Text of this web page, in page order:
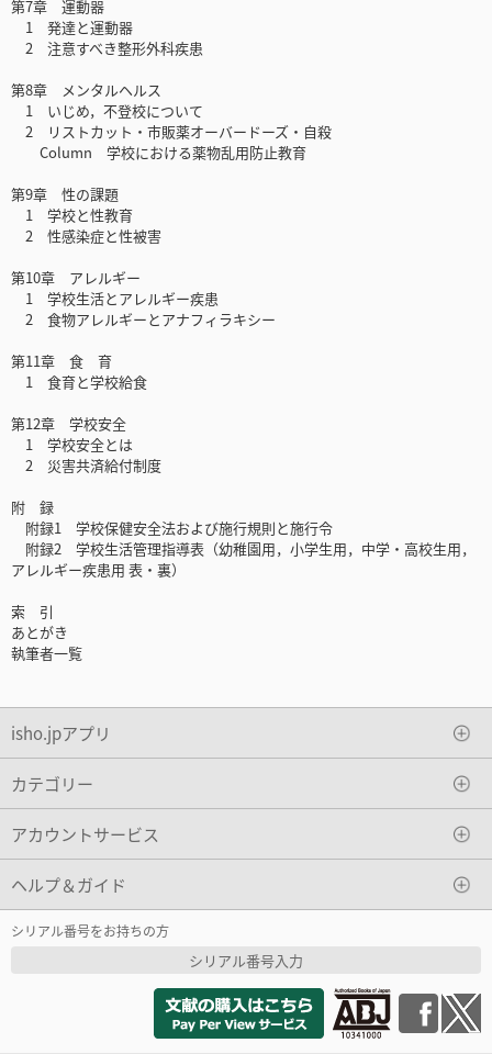
第7章 運動器
1 発達と運動器
2 注意すべき整形外科疾患
第8章 メンタルヘルス
1 いじめ，不登校について
2 リストカット・市販薬オーバードーズ・自殺
Column 学校における薬物乱用防止教育
第9章 性の課題
1 学校と性教育
2 性感染症と性被害
第10章 アレルギー
1 学校生活とアレルギー疾患
2 食物アレルギーとアナフィラキシー
第11章 食 育
1 食育と学校給食
第12章 学校安全
1 学校安全とは
2 災害共済給付制度
附 録
附録1 学校保健安全法および施行規則と施行令
附録2 学校生活管理指導表（幼稚園用，小学生用，中学・高校生用，
アレルギー疾患用 表・裏）
索 引
あとがき
執筆者一覧
isho.jpアプリ
カテゴリー
アカウントサービス
ヘルプ＆ガイド
シリアル番号をお持ちの方
シリアル番号入力